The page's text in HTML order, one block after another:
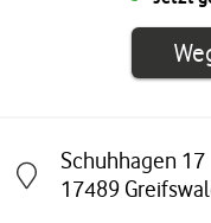
Schuhhagen 17
17489
Link öffnet in einem